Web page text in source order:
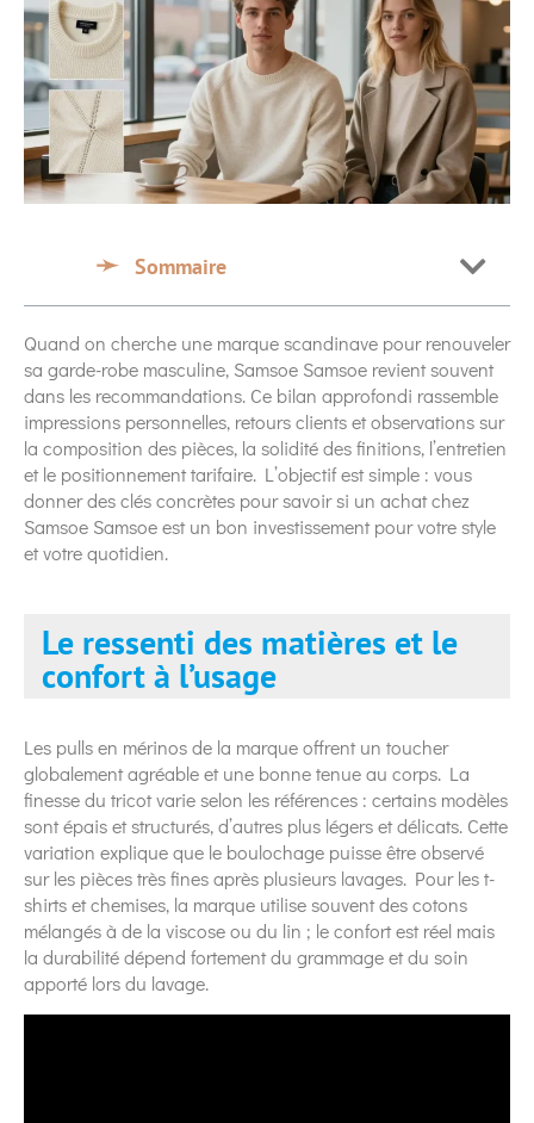
Sommaire
Quand on cherche une marque scandinave pour renouveler
sa garde-robe masculine, Samsoe Samsoe revient souvent
dans les recommandations. Ce bilan approfondi rassemble
impressions personnelles, retours clients et observations sur
la composition des pièces, la solidité des finitions, l’entretien
et le positionnement tarifaire. L’objectif est simple : vous
donner des clés concrètes pour savoir si un achat chez
Samsoe Samsoe est un bon investissement pour votre style
et votre quotidien.
Le ressenti des matières et le
confort à l’usage
Les pulls en mérinos de la marque offrent un toucher
globalement agréable et une bonne tenue au corps. La
finesse du tricot varie selon les références : certains modèles
sont épais et structurés, d’autres plus légers et délicats. Cette
variation explique que le boulochage puisse être observé
sur les pièces très fines après plusieurs lavages. Pour les t-
shirts et chemises, la marque utilise souvent des cotons
mélangés à de la viscose ou du lin ; le confort est réel mais
la durabilité dépend fortement du grammage et du soin
apporté lors du lavage.